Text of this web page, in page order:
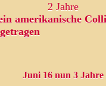
2 Jahre
amerikanische
Juni 16 nun 3 Jahre
2025